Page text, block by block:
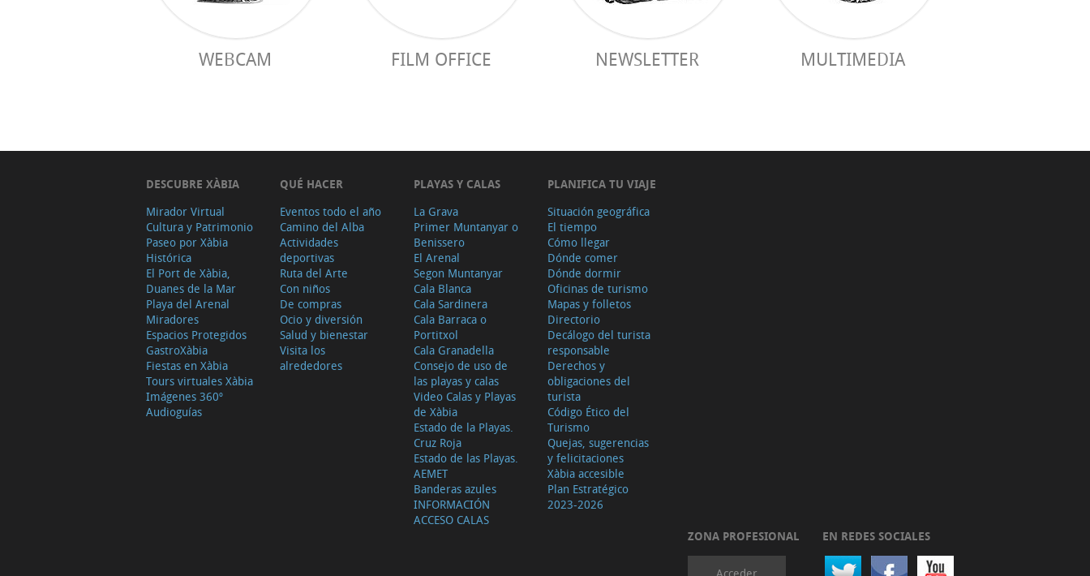
WEBCAM FILM OFFICE NEWSLETTER MULTIMEDIA
DESCUBRE XÀBIA
Mirador Virtual
Cultura y Patrimonio
Paseo por Xàbia
Histórica
El Port de Xàbia,
Duanes de la Mar
Playa del Arenal
Miradores
Espacios Protegidos
GastroXàbia
Fiestas en Xàbia
Tours virtuales Xàbia
Imágenes 360º
Audioguías
QUÉ HACER
Eventos todo el año
Camino del Alba
Actividades
deportivas
Ruta del Arte
Con niños
De compras
Ocio y diversión
Salud y bienestar
Visita los
alrededores
PLAYAS Y CALAS
La Grava
Primer Muntanyar o
Benissero
El Arenal
Segon Muntanyar
Cala Blanca
Cala Sardinera
Cala Barraca o
Portitxol
Cala Granadella
Consejo de uso de
las playas y calas
Video Calas y Playas
de Xàbia
Estado de la Playas.
Cruz Roja
Estado de las Playas.
AEMET
Banderas azules
INFORMACIÓN
ACCESO CALAS
PLANIFICA TU VIAJE
Situación geográfica
El tiempo
Cómo llegar
Dónde comer
Dónde dormir
Oficinas de turismo
Mapas y folletos
Directorio
Decálogo del turista
responsable
Derechos y
obligaciones del
turista
Código Ético del
Turismo
Quejas, sugerencias
y felicitaciones
Xàbia accesible
Plan Estratégico
2023-2026
ZONA PROFESIONAL EN REDES SOCIALES